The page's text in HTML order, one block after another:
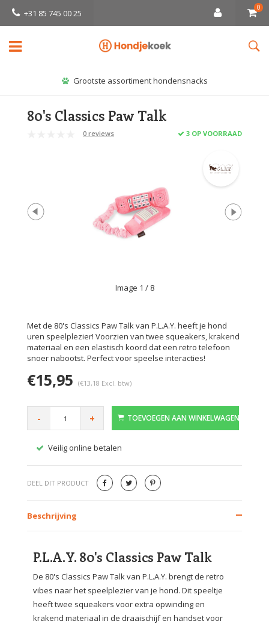
+31 85 745 00 25
0
Grootste assortiment hondensnacks
80's Classics Paw Talk
0 reviews 3 OP VOORRAAD
Image 1 / 8
Met de 80's Classics Paw Talk van P.L.A.Y. heeft je hond
uren speelplezier! Voorzien van twee squeakers, krakend
materiaal en een elastisch koord dat een retro telefoon
snoer nabootst. Perfect voor speelse interacties!
€15,95 (€13,18 Excl. btw)
- + TOEVOEGEN AAN WINKELWAGEN
Veilig online betalen
DEEL DIT PRODUCT
Beschrijving
P.L.A.Y. 80's Classics Paw Talk
De 80's Classics Paw Talk van P.L.A.Y. brengt de retro
vibes naar het speelplezier van je hond. Dit speeltje
heeft twee squeakers voor extra opwinding en
krakend materiaal in de draaischijf en handset voor